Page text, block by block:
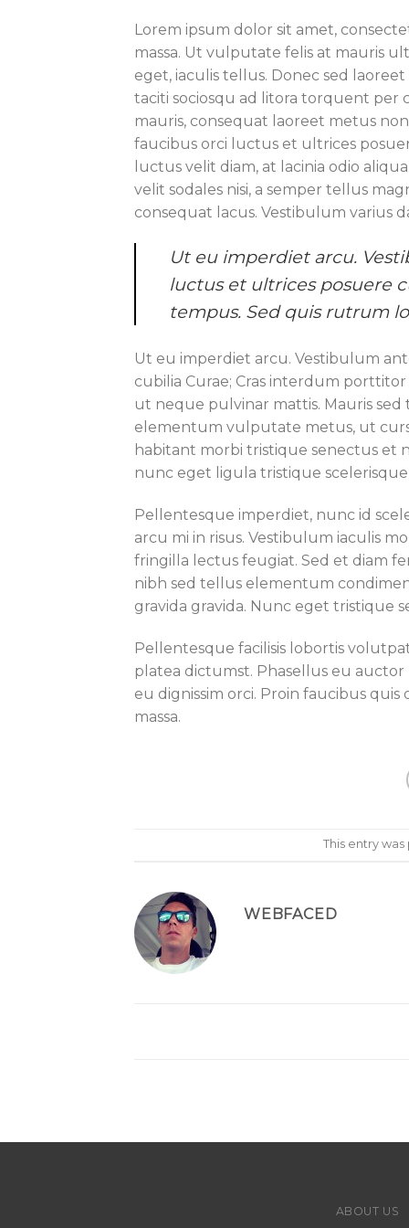
Lorem ipsum dolor sit amet,
massa. Ut vulputate felis at mauris
eget, iaculis tellus. Donec sed
taciti sociosqu ad litora torquent per
mauris, consequat laoreet metus
faucibus orci luctus et ultrices
luctus velit diam, at lacinia odio
velit sodales nisi, a semper tellus
consequat lacus. Vestibulum varius
Ut eu imperdiet arcu.
luctus et ultrices posuere
tempus. Sed quis rutrum
Ut eu imperdiet arcu. Vestibulum
cubilia Curae; Cras interdum
ut neque pulvinar mattis. Mauris
elementum vulputate metus, ut
habitant morbi tristique senectus et
nunc eget ligula tristique
Pellentesque imperdiet, nunc id
arcu mi in risus. Vestibulum iaculis
fringilla lectus feugiat. Sed et diam
nibh sed tellus elementum
gravida gravida. Nunc eget tristique
Pellentesque facilisis lobortis
platea dictumst. Phasellus eu
eu dignissim orci. Proin faucibus
massa.
This entry
WEBFACED
ABOUT US